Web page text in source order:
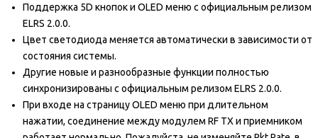
Поддержка 5D кнопок и OLED меню с официальным релизом
ELRS 2.0.0.
Цвет светодиода меняется автоматически в зависимости от
состояния системы.
Другие новые и разнообразные функции полностью
синхронизированы с официальным релизом ELRS 2.0.0.
При входе на страницу OLED меню при длительном
нажатии, соединение между модулем RF TX и приемником